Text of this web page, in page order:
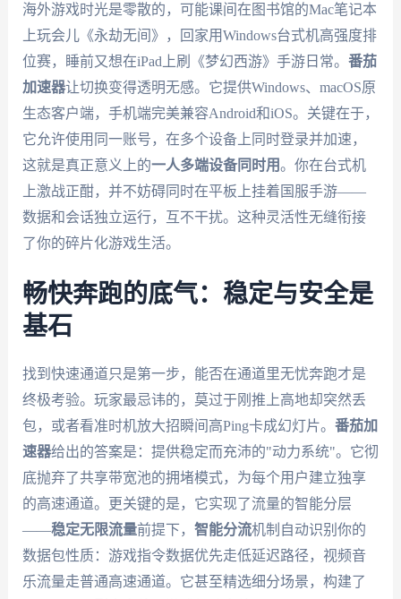
海外游戏时光是零散的，可能课间在图书馆的Mac笔记本
上玩会儿《永劫无间》，回家用Windows台式机高强度排
位赛，睡前又想在iPad上刷《梦幻西游》手游日常。 番茄
加速器让切换变得透明无感。它提供Windows、macOS原
生态客户端，手机端完美兼容Android和iOS。关键在于，
它允许使用同一账号，在多个设备上同时登录并加速，
这就是真正意义上的一人多端设备同时用。你在台式机
上激战正酣，并不妨碍同时在平板上挂着国服手游——
数据和会话独立运行，互不干扰。这种灵活性无缝衔接
了你的碎片化游戏生活。
畅快奔跑的底气：稳定与安全是
基石
找到快速通道只是第一步，能否在通道里无忧奔跑才是
终极考验。玩家最忌讳的，莫过于刚推上高地却突然丢
包，或者看准时机放大招瞬间高Ping卡成幻灯片。 番茄加
速器给出的答案是：提供稳定而充沛的"动力系统"。它彻
底抛弃了共享带宽池的拥堵模式，为每个用户建立独享
的高速通道。更关键的是，它实现了流量的智能分层
——稳定无限流量前提下， 智能分流机制自动识别你的
数据包性质：游戏指令数据优先走低延迟路径，视频音
乐流量走普通高速通道。它甚至精选细分场景，构建了